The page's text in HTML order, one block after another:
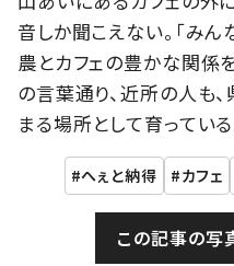
音しか聞こえない。「み
農とカフェの豊かな関係
の言葉通り、近所の人も
まる場所として育っている
へぇと納得 カフェ
この記事の写